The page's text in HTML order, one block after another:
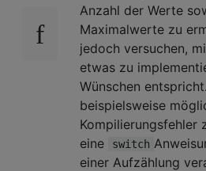
Anzahl der Werte
Maximalwerte zu
jedoch versuchen,
etwas zu
Wünschen
beispielsweise
Kompilierungsfehler
eine
switch
einer Aufzählung